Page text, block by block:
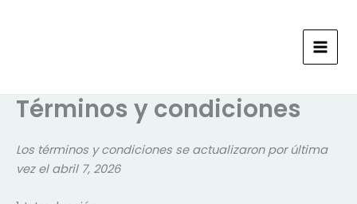
Términos y condiciones
Los términos y condiciones se actualizaron por última
vez el abril 7, 2026